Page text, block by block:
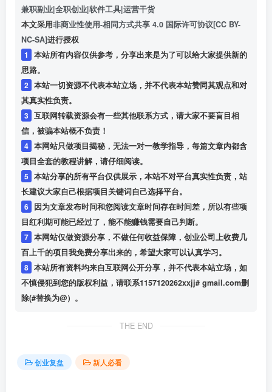
兼职副业|全职创业|软件工具|运营干货
本文采用非商业性使用-相同方式共享 4.0 国际许可协议[CC BY-
NC-SA]进行授权
1
本站所有内容仅供参考，分享出来是为了可以给大家提供新的
思路。
2 本站一切资源不代表本站立场，并不代表本站赞同其观点和对
其真实性负责。
3 互联网转载资源会有一些其他联系方式，请大家不要盲目相
信，被骗本站概不负责！
4 本网站只做项目揭秘，无法一对一教学指导，每篇文章内都含
项目全套的教程讲解，请仔细阅读。
5 本站分享的所有平台仅供展示，本站不对平台真实性负责，站
长建议大家自己根据项目关键词自己选择平台。
6 因为文章发布时间和您阅读文章时间存在时间差，所以有些项
目红利期可能已经过了，能不能赚钱需要自己判断。
7 本网站仅做资源分享，不做任何收益保障，创业公司上收费几
百上千的项目我免费分享出来的，希望大家可以认真学习。
8 本站所有资料均来自互联网公开分享，并不代表本站立场，如
不慎侵犯到您的版权利益，请联系1157120262xxjj# gmail.com删
除(#替换为@）。
THE END
创业复盘 新人必看